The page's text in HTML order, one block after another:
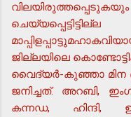
ജില്ലയിലെ
വൈദ്യര്‍-കുഞ്ഞാ മിന
ജനിച്ചത്. അറബി,
കന്നഡ, ഹിന്ദി,